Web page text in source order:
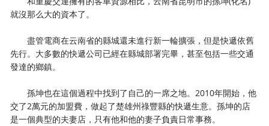
就沒那么大的資本了。
盡管電商在云南省的縣城還未進行新一輪擴張，但是快遞依舊
先行。大多數的快遞公司已經在縣城部署完畢，甚至包括一些交通
發達的鄉鎮。
孫坤也在這個過程中找到了自己的一席之地。2010年開始，他
交了2萬元的加盟費，做起了楚雄州祿豐縣的快遞生意。孫坤的店
是一個典型的夫妻店，只有他和他的妻子負責日常事務。